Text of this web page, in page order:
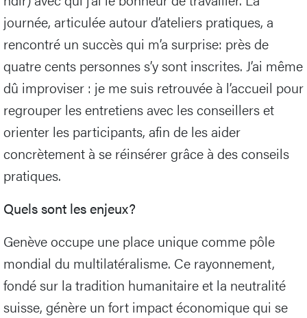
journée, articulée autour d’ateliers pratiques, a
rencontré un succès qui m’a surprise: près de
quatre cents personnes s’y sont inscrites. J’ai même
dû improviser : je me suis retrouvée à l’accueil pour
regrouper les entretiens avec les conseillers et
orienter les participants, afin de les aider
concrètement à se réinsérer grâce à des conseils
pratiques.
Quels sont les enjeux?
Genève occupe une place unique comme pôle
mondial du multilatéralisme. Ce rayonnement,
fondé sur la tradition humanitaire et la neutralité
suisse, génère un fort impact économique qui se